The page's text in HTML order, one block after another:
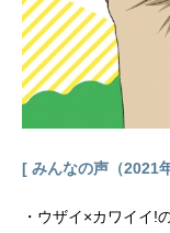
[ みんなの声（2021
・ウザイ×カワイイ!